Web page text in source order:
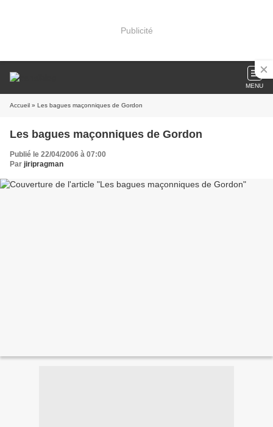
Publicité
MENU
Accueil » Les bagues maçonniques de Gordon
Les bagues maçonniques de Gordon
Publié le 22/04/2006 à 07:00
Par jiripragman